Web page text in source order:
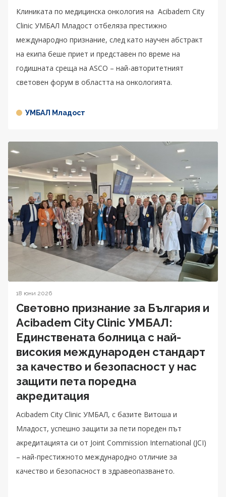
Клиниката по медицинска онкология на Acibadem City
Clinic УМБАЛ Младост отбеляза престижно
международно признание, след като научен абстракт
на екипа беше приет и представен по време на
годишната среща на ASCO – най-авторитетният
световен форум в областта на онкологията.
УМБАЛ Младост
18 юни 2026
Световно признание за България и
Acibadem City Clinic УМБАЛ:
Единствената болница с най-
високия международен стандарт
за качество и безопасност у нас
защити пета поредна
акредитация
Acibadem City Clinic УМБАЛ, с базите Витоша и
Младост, успешно защити за пети пореден път
акредитацията си от Joint Commission International (JCI)
– най-престижното международно отличие за
качество и безопасност в здравеопазването.